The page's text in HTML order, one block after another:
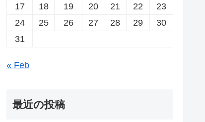
17
18 19 20 21 22
23
24
25 26 27 28 29
30
31
« Feb
最近の投稿